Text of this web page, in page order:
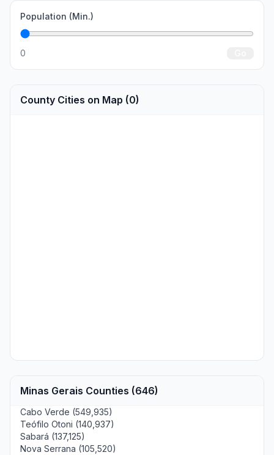
Population (Min.)
0
County Cities on Map (0)
Minas Gerais Counties (646)
Cabo Verde (549,935)
Teófilo Otoni (140,937)
Sabará (137,125)
Nova Serrana (105,520)